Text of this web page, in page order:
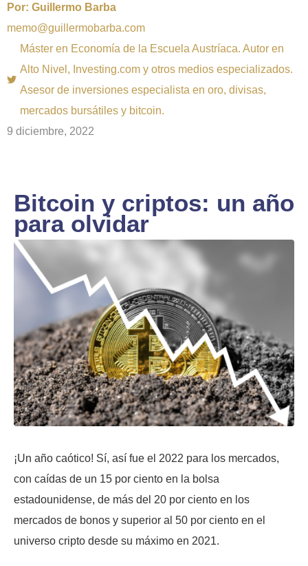
Por: Guillermo Barba
memo@guillermobarba.com
Máster en Economía de la Escuela Austríaca. Autor en
Alto Nivel, Investing.com y otros medios especializados.
Asesor de inversiones especialista en oro, divisas,
mercados bursátiles y bitcoin.
9 diciembre, 2022
Bitcoin y criptos: un año
para olvidar
¡Un año caótico! Sí, así fue el 2022 para los mercados,
con caídas de un 15 por ciento en la bolsa
estadounidense, de más del 20 por ciento en los
mercados de bonos y superior al 50 por ciento en el
universo cripto desde su máximo en 2021.